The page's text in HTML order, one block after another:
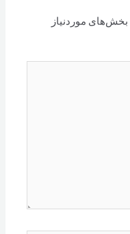
بخش‌های موردنیاز